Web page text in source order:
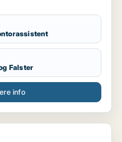
Falster
info
/ rengøringsassistent /